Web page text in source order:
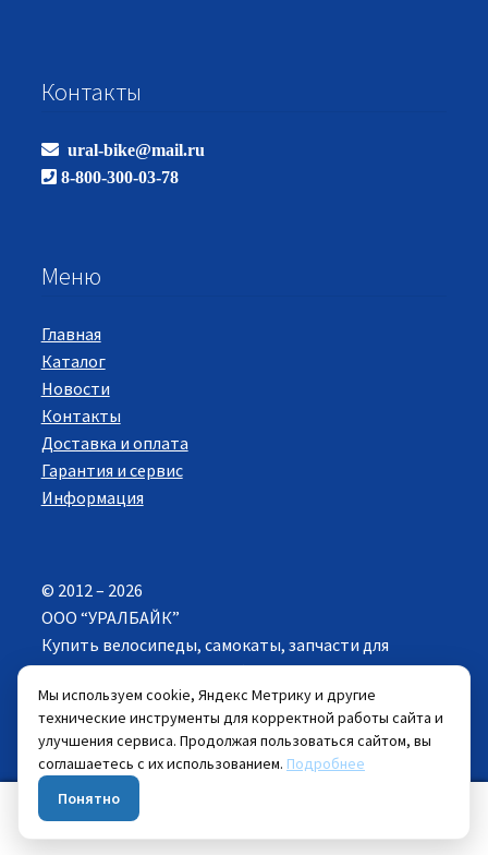
Контакты
ural-bike@mail.ru
8-800-300-03-78
Меню
Главная
Каталог
Новости
Контакты
Доставка и оплата
Гарантия и сервис
Информация
© 2012 – 2026
ООО “УРАЛБАЙК”
Купить велосипеды, самокаты, запчасти для
велосипедов в Екатеринбурге. Все права
защищены.
Цены указанные на сайте действуют при
самовывозе велосипеда из розничных магазинов.
Мы используем cookie, Яндекс Метрику и другие
технические инструменты для корректной работы сайта и
улучшения сервиса. Продолжая пользоваться сайтом, вы
соглашаетесь с их использованием. Подробнее
Понятно